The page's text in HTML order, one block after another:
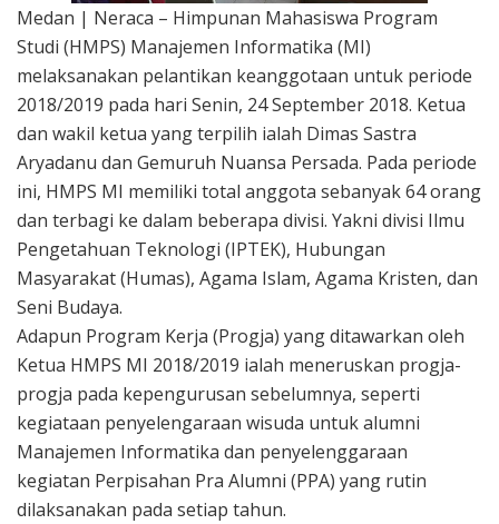
Medan | Neraca – Himpunan Mahasiswa Program
Studi (HMPS) Manajemen Informatika (MI)
melaksanakan pelantikan keanggotaan untuk periode
2018/2019 pada hari Senin, 24 September 2018. Ketua
dan wakil ketua yang terpilih ialah Dimas Sastra
Aryadanu dan Gemuruh Nuansa Persada. Pada periode
ini, HMPS MI memiliki total anggota sebanyak 64 orang
dan terbagi ke dalam beberapa divisi. Yakni divisi Ilmu
Pengetahuan Teknologi (IPTEK), Hubungan
Masyarakat (Humas), Agama Islam, Agama Kristen, dan
Seni Budaya.
Adapun Program Kerja (Progja) yang ditawarkan oleh
Ketua HMPS MI 2018/2019 ialah meneruskan progja-
progja pada kepengurusan sebelumnya, seperti
kegiataan penyelengaraan wisuda untuk alumni
Manajemen Informatika dan penyelenggaraan
kegiatan Perpisahan Pra Alumni (PPA) yang rutin
dilaksanakan pada setiap tahun.